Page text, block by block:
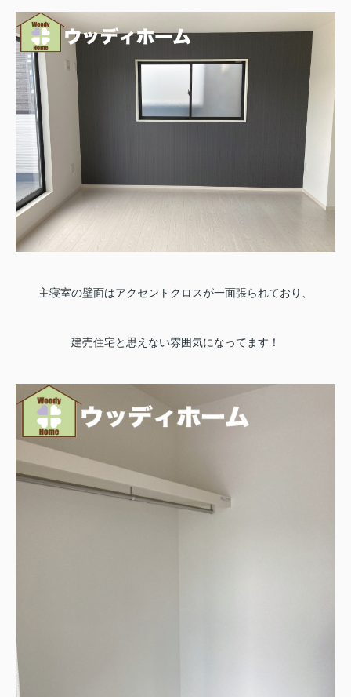
主寝室の壁面はアクセントクロスが一面張られており、
建売住宅と思えない雰囲気になってます！